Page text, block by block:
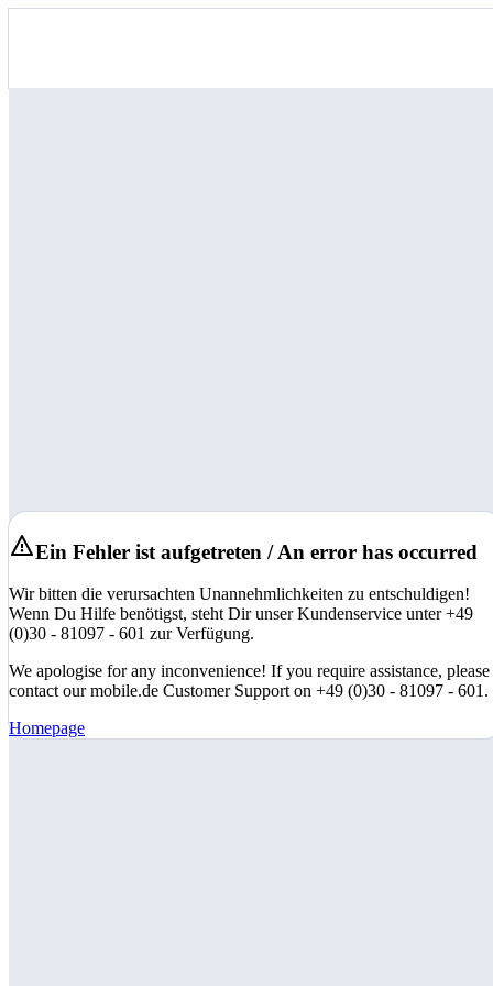
Ein Fehler ist aufgetreten / An error has occurred
Wir bitten die verursachten Unannehmlichkeiten zu entschuldigen!
Wenn Du Hilfe benötigst, steht Dir unser Kundenservice unter +49
(0)30 - 81097 - 601 zur Verfügung.
We apologise for any inconvenience! If you require assistance, please
contact our mobile.de Customer Support on +49 (0)30 - 81097 - 601.
Homepage